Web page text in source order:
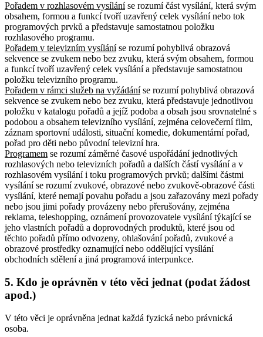
Pořadem v rozhlasovém vysíláníse rozumí část vysílání, která svým
obsahem, formou a funkcí tvoří uzavřený celek vysílání nebo tok
programových prvků a představuje samostatnou položku
rozhlasového programu.
Pořadem v televizním vysíláníse rozumí pohyblivá obrazová
sekvence se zvukem nebo bez zvuku, která svým obsahem, formou
a funkcí tvoří uzavřený celek vysílání a představuje samostatnou
položku televizního programu.
Pořadem v rámci služeb na vyžádáníse rozumí pohyblivá obrazová
sekvence se zvukem nebo bez zvuku, která představuje jednotlivou
položku v katalogu pořadů a jejíž podoba a obsah jsou srovnatelné s
podobou a obsahem televizního vysílání, zejména celovečerní film,
záznam sportovní události, situační komedie, dokumentární pořad,
pořad pro děti nebo původní televizní hra.
Programem se rozumí záměrné časové uspořádání jednotlivých
rozhlasových nebo televizních pořadů a dalších částí vysílání a v
rozhlasovém vysílání i toku programových prvků; dalšími částmi
vysílání se rozumí zvukové, obrazové nebo zvukově-obrazové části
vysílání, které nemají povahu pořadu a jsou zařazovány mezi pořady
nebo jsou jimi pořady provázeny nebo přerušovány, zejména
reklama, teleshopping, oznámení provozovatele vysílání týkající se
jeho vlastních pořadů a doprovodných produktů, které jsou od
těchto pořadů přímo odvozeny, ohlašování pořadů, zvukové a
obrazové prostředky oznamující nebo oddělující vysílání
obchodních sdělení a jiná programová interpunkce.
5. Kdo je oprávněn v této věci jednat (podat žádost
apod.)
V této věci je oprávněna jednat každá fyzická nebo právnická
osoba.